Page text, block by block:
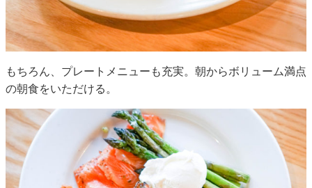
もちろん、プレートメニューも充実。朝からボリューム満点
の朝食をいただける。